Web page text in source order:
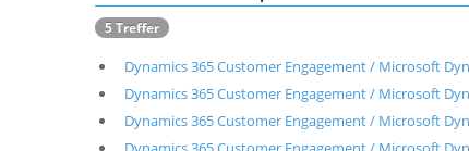
5 Treffer
Dynamics 365 Customer Engagement / Microsoft
Dynamics 365 Customer Engagement / Microsoft
Dynamics 365 Customer Engagement / Microsoft